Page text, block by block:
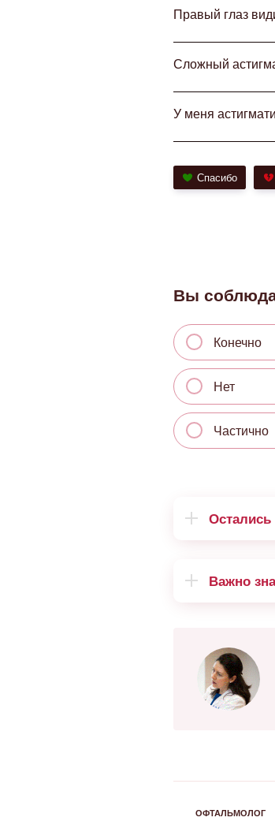
Правый глаз
Сложный
У меня
Спасибо
Вы
Конечно
Нет
Частично
Важно
РУБРИКИ
ОФТАЛЬМОЛОГ